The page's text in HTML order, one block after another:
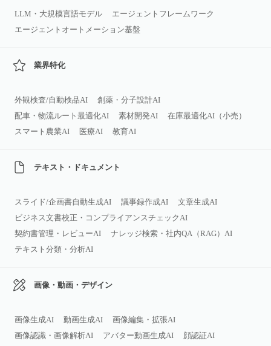
LLM・大規模言語モデル
エージェントフレームワーク
エージェントオートメーション基盤
業界特化
外観検査/自動検品AI
創薬・分子設計AI
配車・物流ルート最適化AI
素材開発AI
在庫最適化AI（小売）
スマート農業AI
医療AI 教育AI
テキスト・ドキュメント
スライド/企画書自動生成AI 議事録作成AI
文章生成AI
ビジネス文書校正・コンプライアンスチェックAI
契約書管理・レビューAI
ナレッジ検索・社内QA（RAG）AI
テキスト分類・分析AI
画像・動画・デザイン
画像生成AI 動画生成AI
画像編集・拡張AI
画像認識・画像解析AI
アバター動画生成AI
顔認証AI